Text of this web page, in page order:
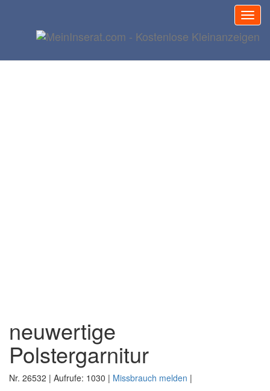
Kleinanzeigen
neuwertige
Polstergarnitur
Nr. 26532 | Aufrufe: 1030 | Missbrauch melden |